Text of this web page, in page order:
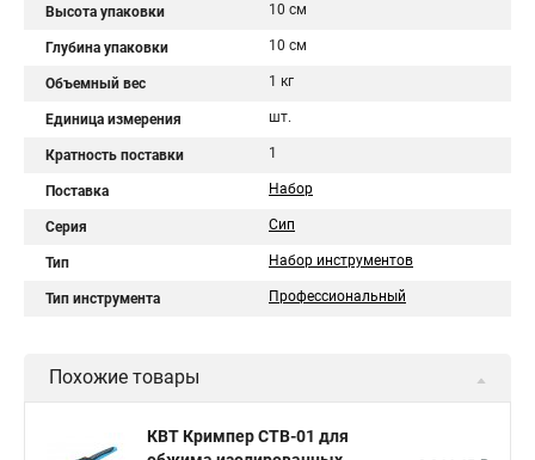
Высота упаковки 10 см
Глубина упаковки 10 см
Объемный вес 1 кг
Единица измерения шт.
Кратность поставки 1
Поставка Набор
Серия Сип
Тип Набор инструментов
Тип инструмента Профессиональный
Похожие товары
КВТ Кримпер CTB-01 для